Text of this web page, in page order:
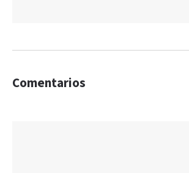
Comentarios